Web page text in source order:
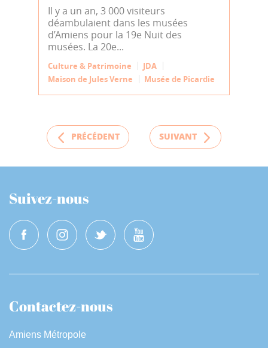
Il y a un an, 3 000 visiteurs
déambulaient dans les musées
d’Amiens pour la 19e Nuit des
musées. La 20e...
Culture & Patrimoine
JDA
Maison de Jules Verne
Musée de Picardie
PRÉCÉDENT SUIVANT
Suivez-nous
Contactez-nous
Amiens Métropole